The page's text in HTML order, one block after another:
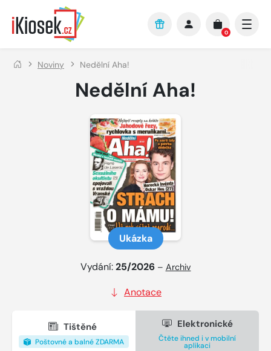
Přejít na hlavní obsah
0
Noviny Nedělní Aha!
Nedělní Aha!
Ukázka
Vydání:25/2026 – Archiv
Anotace
Tištěné
Poštovné a balné ZDARMA
Elektronické
Čtěte ihned i v mobilní
aplikaci